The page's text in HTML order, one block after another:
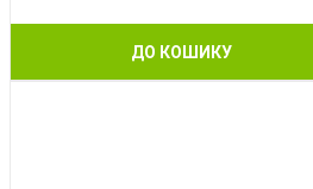
ДО КОШИКУ